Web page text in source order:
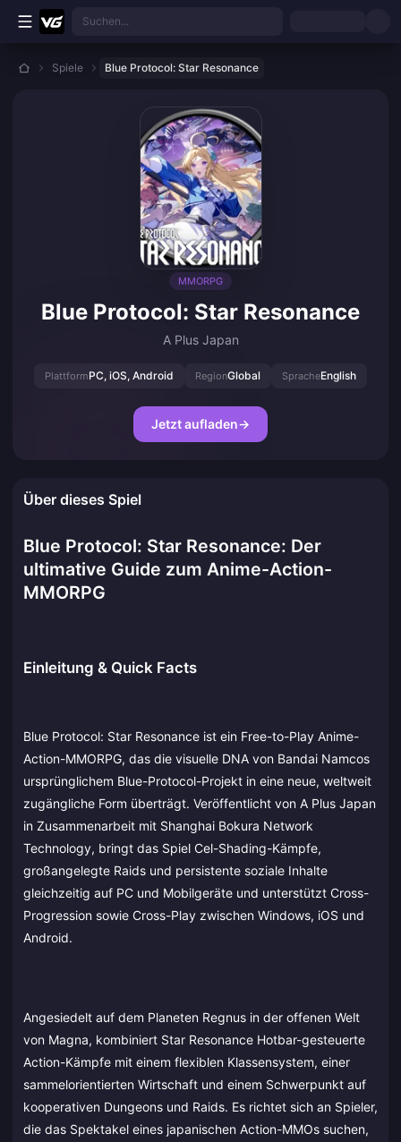
Zum Hauptinhalt springen
Suchen...
Spiele Blue Protocol: Star Resonance
MMORPG
Blue Protocol: Star Resonance
A Plus Japan
PlattformPC, iOS, Android RegionGlobal SpracheEnglish
Jetzt aufladen→
Über dieses Spiel
Blue Protocol: Star Resonance: Der
ultimative Guide zum Anime-Action-
MMORPG
Einleitung & Quick Facts
Blue Protocol: Star Resonance ist ein Free-to-Play Anime-
Action-MMORPG, das die visuelle DNA von Bandai Namcos
ursprünglichem Blue-Protocol-Projekt in eine neue, weltweit
zugängliche Form überträgt. Veröffentlicht von A Plus Japan
in Zusammenarbeit mit Shanghai Bokura Network
Technology, bringt das Spiel Cel-Shading-Kämpfe,
großangelegte Raids und persistente soziale Inhalte
gleichzeitig auf PC und Mobilgeräte und unterstützt Cross-
Progression sowie Cross-Play zwischen Windows, iOS und
Android.
Angesiedelt auf dem Planeten Regnus in der offenen Welt
von Magna, kombiniert Star Resonance Hotbar-gesteuerte
Action-Kämpfe mit einem flexiblen Klassensystem, einer
sammelorientierten Wirtschaft und einem Schwerpunkt auf
kooperativen Dungeons und Raids. Es richtet sich an Spieler,
die das Spektakel eines japanischen Action-MMOs suchen,